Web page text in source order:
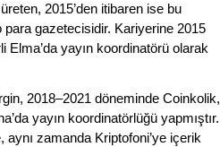
2015’den itibaren ise bu
gazetecisidir. Kariyerine 2015
Elma’da yayın koordinatörü olarak
2018–2021 döneminde Coinkolik,
yayın koordinatörlüğü yapmıştır.
zamanda Kriptofoni’ye içerik